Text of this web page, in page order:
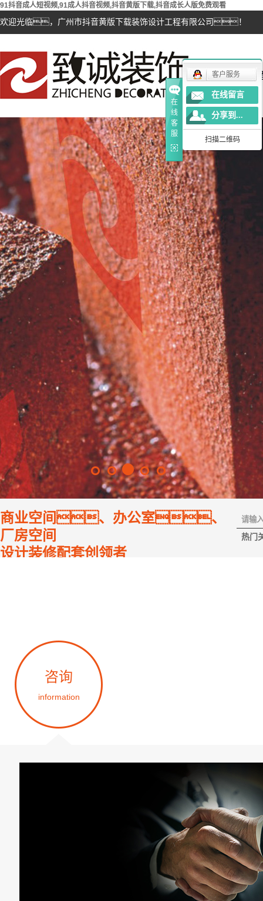
91抖音成人短视频,91成人抖音视频,抖音黄版下载,抖音成长人版免费观看
欢迎光临，广州市抖音黄版下载装饰设计工程有限公司！
抖
商业空间、办公室、
厂房空间
设计装修配套创领者
热门
咨询
information
在
线
客
服
客户服务
在线留言
分享到...
扫描二维码